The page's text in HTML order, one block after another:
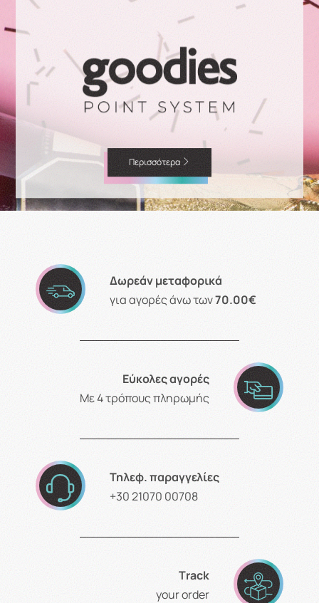
Περισσότερα
Δωρεάν μεταφορικά
για αγορές άνω των70.00€
Εύκολες αγορές
Με 4 τρόπους πληρωμής
Τηλεφ. παραγγελίες
+30 21070 00708
Τrack
your order